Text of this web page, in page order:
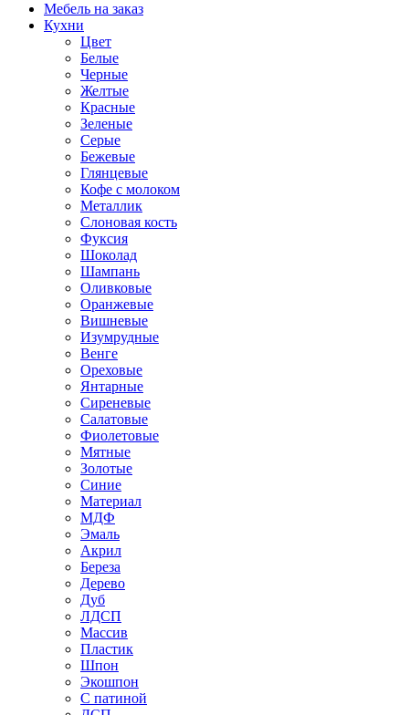
Мебель на заказ
Кухни
Цвет
Белые
Черные
Желтые
Красные
Зеленые
Серые
Бежевые
Глянцевые
Кофе с молоком
Металлик
Слоновая кость
Фуксия
Шоколад
Шампань
Оливковые
Оранжевые
Вишневые
Изумрудные
Венге
Ореховые
Янтарные
Сиреневые
Салатовые
Фиолетовые
Мятные
Золотые
Синие
Материал
МДФ
Эмаль
Акрил
Береза
Дерево
Дуб
ЛДСП
Массив
Пластик
Шпон
Экошпон
С патиной